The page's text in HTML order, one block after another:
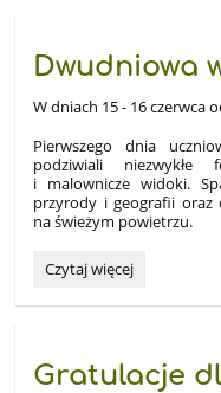
Dwudniowa
W dniach 15 - 16 czerwca
Pierwszego dnia
podziwiali niezwykłe
i malownicze widoki.
przyrody i geografii oraz
na świeżym powietrzu.
Dwudniowa
szkolna:
Czytaj więcej
Gratulacje